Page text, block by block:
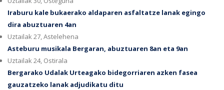
Iraburu kale bukaerako aldaparen asfaltatze lanak egingo
dira abuztuaren 4an
Uztailak 27, Astelehena
Asteburu musikala Bergaran, abuztuaren 8an eta 9an
Uztailak 24, Ostirala
Bergarako Udalak Urteagako bidegorriaren azken fasea
gauzatzeko lanak adjudikatu ditu